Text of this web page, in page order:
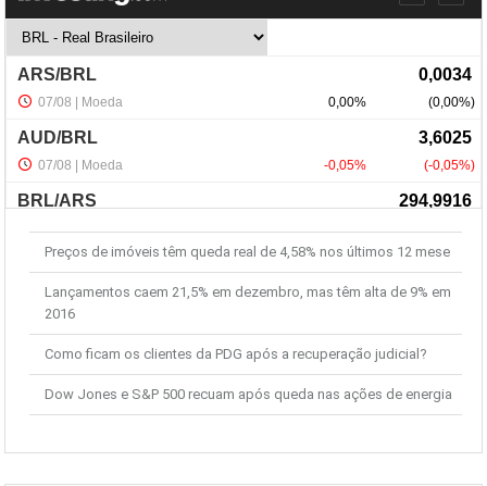
Últimas Notícias
Preços de imóveis têm queda real de 4,58% nos últimos 12 mese
Lançamentos caem 21,5% em dezembro, mas têm alta de 9% em
2016
Como ficam os clientes da PDG após a recuperação judicial?
Dow Jones e S&P 500 recuam após queda nas ações de energia